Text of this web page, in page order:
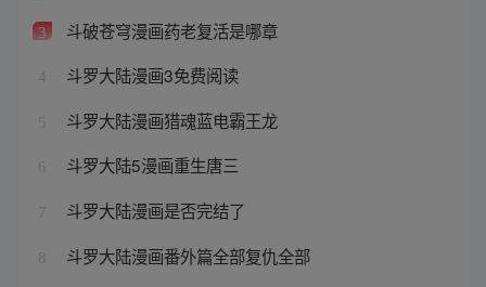
3 斗破苍穹漫画药老复活是哪章
4 斗罗大陆漫画3免费阅读
5 斗罗大陆漫画猎魂蓝电霸王龙
6 斗罗大陆5漫画重生唐三
7 斗罗大陆漫画是否完结了
8 斗罗大陆漫画番外篇全部复仇全部